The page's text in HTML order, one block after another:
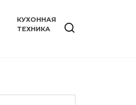
КУХОННАЯ
ТЕХНИКА